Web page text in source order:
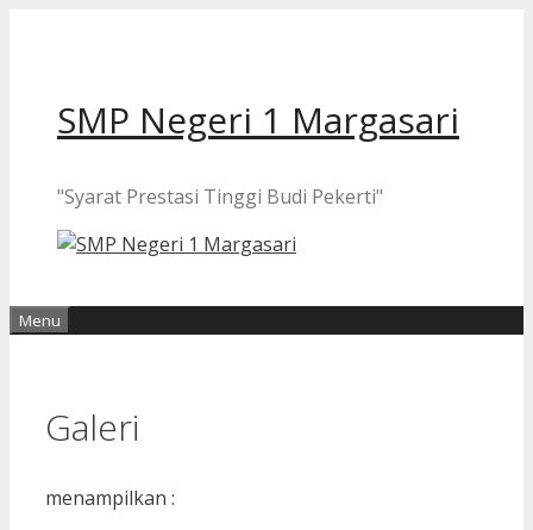
SMP Negeri 1 Margasari
"Syarat Prestasi Tinggi Budi Pekerti"
Menu
Galeri
menampilkan :